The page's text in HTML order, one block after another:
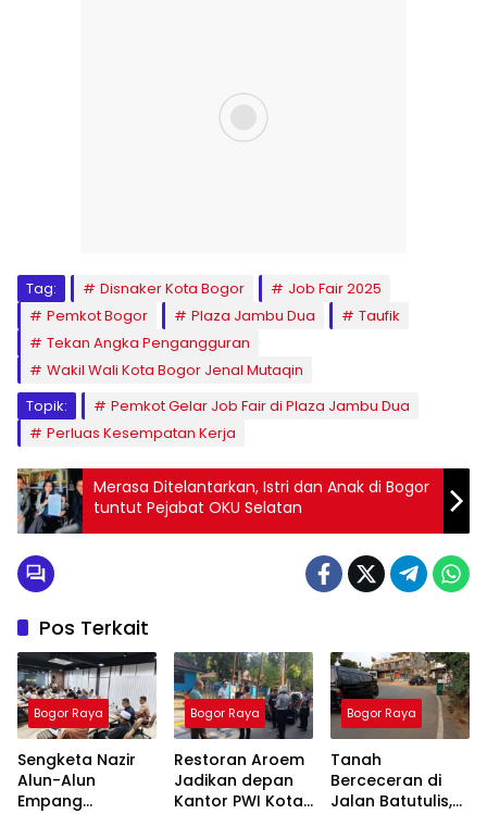
Tag: Disnaker Kota Bogor
Job Fair 2025
Pemkot Bogor
Plaza Jambu Dua
Taufik
Tekan Angka Pengangguran
Wakil Wali Kota Bogor Jenal Mutaqin
Topik:
Pemkot Gelar Job Fair di Plaza Jambu Dua
Perluas Kesempatan Kerja
Merasa Ditelantarkan, Istri dan Anak di Bogor
tuntut Pejabat OKU Selatan
Pos Terkait
Bogor Raya
Sengketa Nazir
Alun-Alun
Empang
Bogor Raya
Restoran Aroem
Jadikan depan
Kantor PWI Kota
Bogor Raya
Tanah
Berceceran di
Jalan Batutulis,